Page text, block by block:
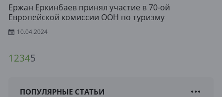
Ержан Еркинбаев принял участие в 70-ой
Европейской комиссии ООН по туризму
10.04.2024
12345
ПОПУЛЯРНЫЕ СТАТЬИ